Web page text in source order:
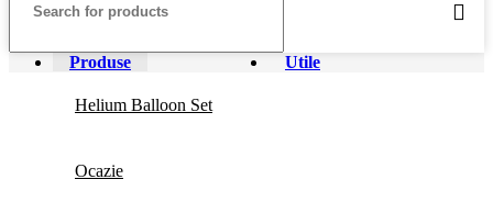
Produse Utile
Helium Balloon Set
Ocazie